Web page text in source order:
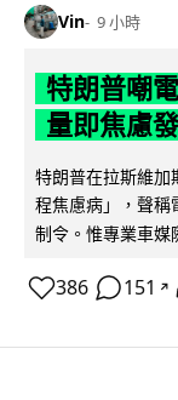
Vin 9 小時
特朗普嘲
量即焦慮
特朗普在拉斯維加
程焦慮病」，聲稱
制令。惟專業車媒
386 151 ↗